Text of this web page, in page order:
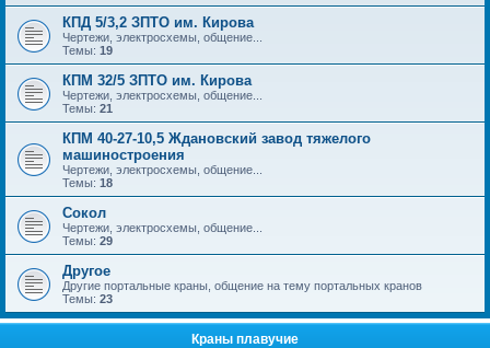
КПД 5/3,2 ЗПТО им. Кирова
Чертежи, электросхемы, общение...
Темы: 19
КПМ 32/5 ЗПТО им. Кирова
Чертежи, электросхемы, общение...
Темы: 21
КПМ 40-27-10,5 Ждановский завод тяжелого
машиностроения
Чертежи, электросхемы, общение...
Темы: 18
Сокол
Чертежи, электросхемы, общение...
Темы: 29
Другое
Другие портальные краны, общение на тему портальных кранов
Темы: 23
Краны плавучие